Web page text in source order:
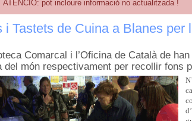
ATENCIÓ: pot incloure informació no actualitzada !
i Tastets de Cuina a Blanes per
Comarcal i l’Oficina de Català de
del món respectivament per recollir fons